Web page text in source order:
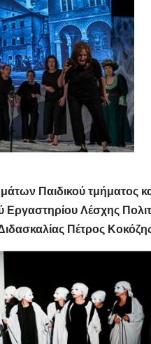
Παιδικού τμήματος
Εργαστηρίου
Πέτρος